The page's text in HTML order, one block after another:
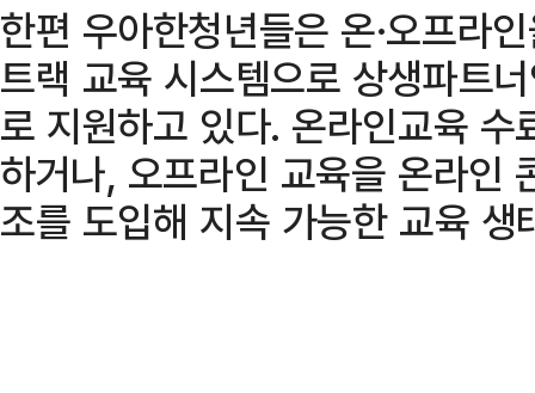
한편 우아한청년들은 온·오프라
트랙 교육 시스템으로 상생파트
로 지원하고 있다. 온라인교육
하거나, 오프라인 교육을 온라인
조를 도입해 지속 가능한 교육 생